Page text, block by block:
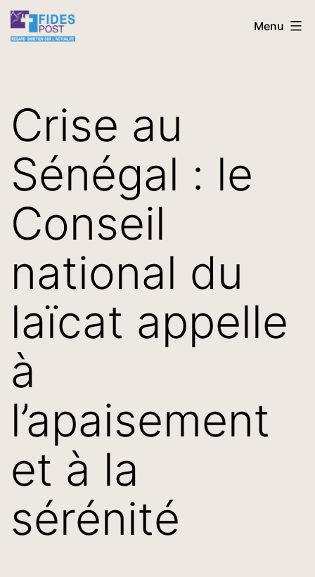
Aller
auFidesPost Menu
Crise au
Sénégal : le
Conseil
national du
laïcat appelle
à
l’apaisement
et à la
sérénité